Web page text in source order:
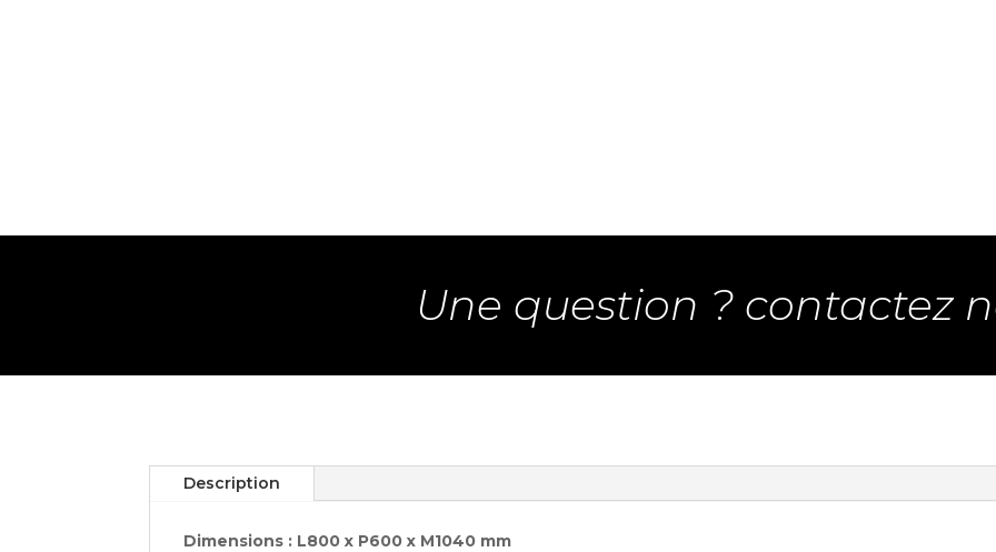
Une question ? contactez
Description
Dimensions : L800 x P600 x M1040 mm